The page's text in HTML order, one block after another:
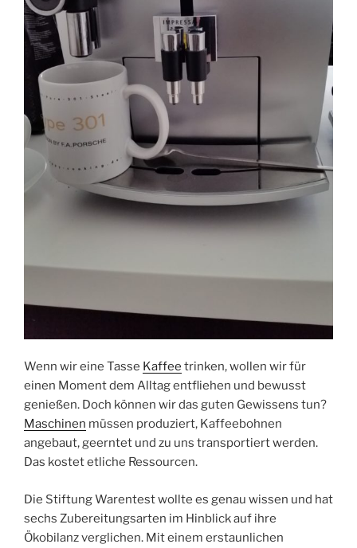
Wenn wir eine Tasse Kaffee trinken, wollen wir für
einen Moment dem Alltag entfliehen und bewusst
genießen. Doch können wir das guten Gewissens tun?
Maschinen müssen produziert, Kaffee­bohnen
angebaut, geerntet und zu uns trans­portiert werden.
Das kostet etliche Ressourcen.
Die Stiftung Warentest wollte es genau wissen und hat
sechs Zubereitungs­arten im Hinblick auf ihre
Ökobilanz verglichen. Mit einem erstaunlichen